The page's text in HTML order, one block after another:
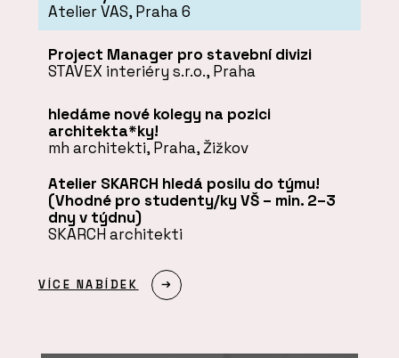
Atelier VAS, Praha 6
Project Manager pro stavební divizi
STAVEX interiéry s.r.o., Praha
hledáme nové kolegy na pozici
architekta*ky!
mh architekti, Praha, Žižkov
Atelier SKARCH hledá posilu do týmu!
(Vhodné pro studenty/ky VŠ – min. 2–3
dny v týdnu)
SKARCH architekti
VÍCE NABÍDEK